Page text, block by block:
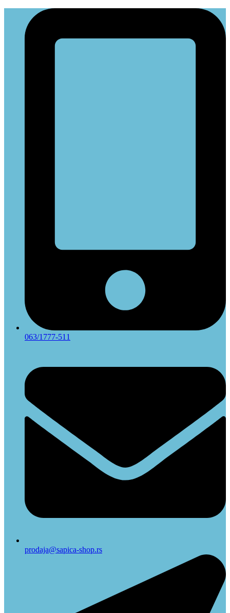
063/1777-511
prodaja@sapica-shop.rs